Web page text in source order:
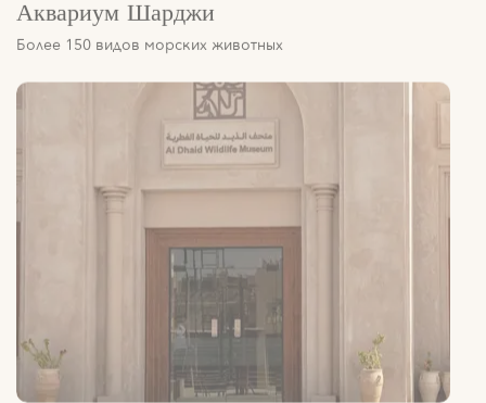
Музей дикой природы Аль-Дхайд
Путешествие в мир пустынной природы и экосистем.